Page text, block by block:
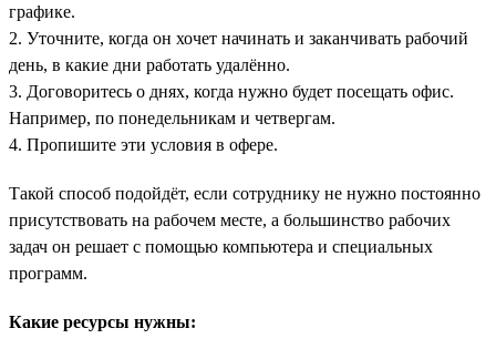
графике.
2. Уточните, когда он хочет начинать и заканчивать рабочий
день, в какие дни работать удалённо.
3. Договоритесь о днях, когда нужно будет посещать офис.
Например, по понедельникам и четвергам.
4. Пропишите эти условия в офере.
Такой способ подойдёт, если сотруднику не нужно постоянно
присутствовать на рабочем месте, а большинство рабочих
задач он решает с помощью компьютера и специальных
программ.
Какие ресурсы нужны: